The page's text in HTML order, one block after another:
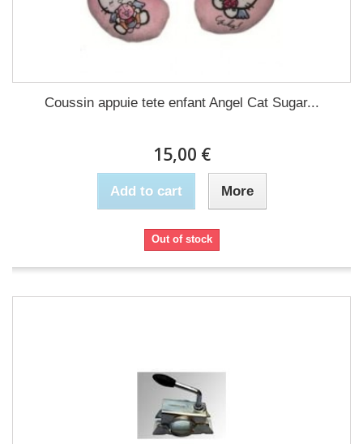
Coussin appuie tete enfant Angel Cat Sugar...
15,00 €
Add to cart More
Out of stock